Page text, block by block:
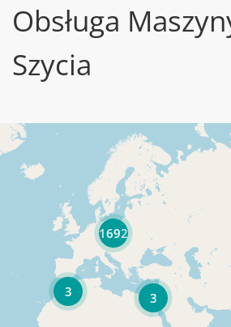
Obsługa
Szycia
3
3
1692